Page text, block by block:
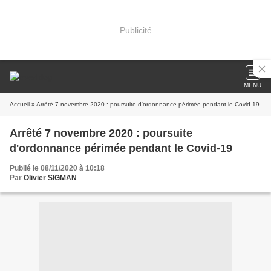
Publicité
MENU
Accueil » Arrêté 7 novembre 2020 : poursuite d'ordonnance périmée pendant le Covid-19
Arrêté 7 novembre 2020 : poursuite
d'ordonnance périmée pendant le Covid-19
Publié le 08/11/2020 à 10:18
Par Olivier SIGMAN